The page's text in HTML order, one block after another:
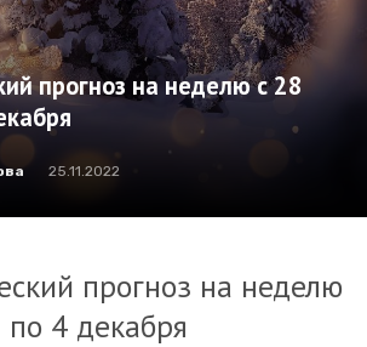
прогноз на неделю с 28
25.11.2022
прогноз на неделю
4 декабря